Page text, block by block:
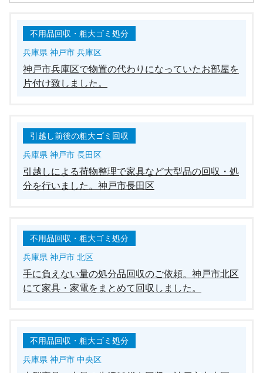
不用品回収・粗大ゴミ処分
兵庫県 神戸市 兵庫区
神戸市兵庫区で物置の代わりになっていたお部屋を
片付け致しました。
引越し前後の粗大ゴミ回収
兵庫県 神戸市 長田区
引越しによる荷物整理で家具など大型品の回収・処
分を行いました。神戸市長田区
不用品回収・粗大ゴミ処分
兵庫県 神戸市 北区
手に負えない量の処分品回収のご依頼。神戸市北区
にて家具・家電をまとめて回収しました。
不用品回収・粗大ゴミ処分
兵庫県 神戸市 中央区